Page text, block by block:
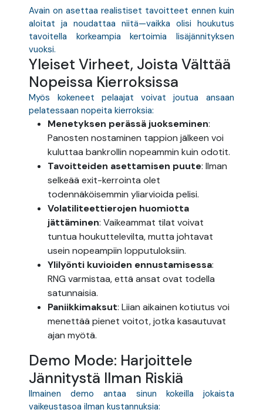
Avain on asettaa realistiset tavoitteet ennen kuin
aloitat ja noudattaa niitä—vaikka olisi houkutus
tavoitella korkeampia kertoimia lisäjännityksen
vuoksi.
Yleiset Virheet, Joista Välttää
Nopeissa Kierroksissa
Myös kokeneet pelaajat voivat joutua ansaan
pelatessaan nopeita kierroksia:
Menetyksen perässä juokseminen:
Panosten nostaminen tappion jälkeen voi
kuluttaa bankrollin nopeammin kuin odotit.
Tavoitteiden asettamisen puute: Ilman
selkeää exit-kerrointa olet
todennäköisemmin yliarvioida pelisi.
Volatiliteettierojen huomiotta
jättäminen: Vaikeammat tilat voivat
tuntua houkuttelevilta, mutta johtavat
usein nopeampiin lopputuloksiin.
Ylilyönti kuvioiden ennustamisessa:
RNG varmistaa, että ansat ovat todella
satunnaisia.
Paniikkimaksut: Liian aikainen kotiutus voi
menettää pienet voitot, jotka kasautuvat
ajan myötä.
Demo Mode: Harjoittele
Jännitystä Ilman Riskiä
Ilmainen demo antaa sinun kokeilla jokaista
vaikeustasoa ilman kustannuksia: